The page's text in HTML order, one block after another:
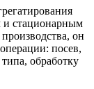
и стационарным
он
посев,
обработку